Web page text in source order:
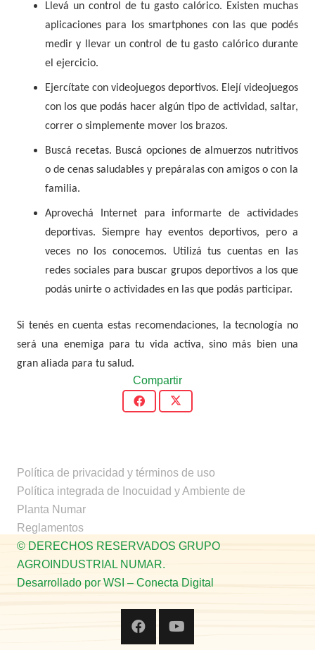
Llevá un control de tu gasto calórico. Existen muchas
aplicaciones para los smartphones con las que podés
medir y llevar un control de tu gasto calórico durante
el ejercicio.
Ejercítate con videojuegos deportivos. Elejí videojuegos
con los que podás hacer algún tipo de actividad, saltar,
correr o simplemente mover los brazos.
Buscá recetas. Buscá opciones de almuerzos nutritivos
o de cenas saludables y prepáralas con amigos o con la
familia.
Aprovechá Internet para informarte de actividades
deportivas. Siempre hay eventos deportivos, pero a
veces no los conocemos. Utilizá tus cuentas en las
redes sociales para buscar grupos deportivos a los que
podás unirte o actividades en las que podás participar.
Si tenés en cuenta estas recomendaciones, la tecnología no
será una enemiga para tu vida activa, sino más bien una
gran aliada para tu salud.
Compartir
Política de privacidad y términos de uso
Política integrada de Inocuidad y Ambiente de
Planta Numar
Reglamentos
© DERECHOS RESERVADOS GRUPO
AGROINDUSTRIAL NUMAR.
Desarrollado por WSI – Conecta Digital